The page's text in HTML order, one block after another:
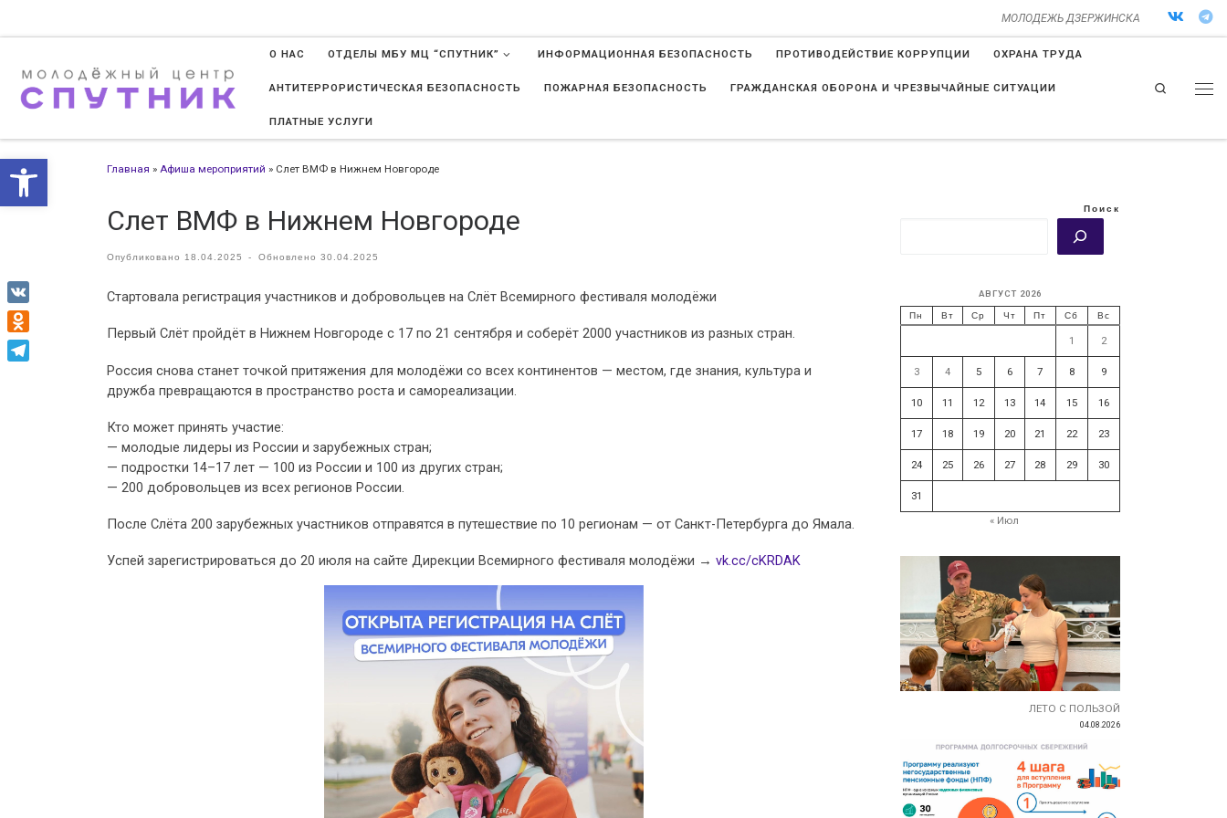
Открыть панель инструментов
МОЛОДЕЖЬ ДЗЕРЖИНСКА
О НАС ОТДЕЛЫ МБУ МЦ “СПУТНИК” ИНФОРМАЦИОННАЯ БЕЗОПАСНОСТЬ ПРОТИВОДЕЙСТВИЕ КОРРУПЦИИ ОХРАНА ТРУДА
АНТИТЕРРОРИСТИЧЕСКАЯ БЕЗОПАСНОСТЬ ПОЖАРНАЯ БЕЗОПАСНОСТЬ ГРАЖДАНСКАЯ ОБОРОНА И ЧРЕЗВЫЧАЙНЫЕ СИТУАЦИИ
ПЛАТНЫЕ УСЛУГИ
Search
Главная » Афиша мероприятий » Слет ВМФ в Нижнем Новгороде
Слет ВМФ в Нижнем Новгороде
Опубликовано 18.04.2025 - Обновлено 30.04.2025
Стартовала регистрация участников и добровольцев на Слёт Всемирного фестиваля молодёжи
Первый Слёт пройдёт в Нижнем Новгороде с 17 по 21 сентября и соберёт 2000 участников из разных стран.
Россия снова станет точкой притяжения для молодёжи со всех континентов — местом, где знания, культура и
дружба превращаются в пространство роста и самореализации.
Кто может принять участие:
— молодые лидеры из России и зарубежных стран;
— подростки 14–17 лет — 100 из России и 100 из других стран;
— 200 добровольцев из всех регионов России.
После Слёта 200 зарубежных участников отправятся в путешествие по 10 регионам — от Санкт-Петербурга до Ямала.
Успей зарегистрироваться до 20 июля на сайте Дирекции Всемирного фестиваля молодёжи → vk.cc/cKRDAK
Поиск
АВГУСТ 2026
Пн Вт Ср Чт Пт Сб Вс
1 2
3 4 5 6 7 8 9
10 11 12 13 14 15 16
17 18 19 20 21 22 23
24 25 26 27 28 29 30
31
« Июл
ЛЕТО С ПОЛЬЗОЙ
04.08.2026
VK
Odnoklassniki